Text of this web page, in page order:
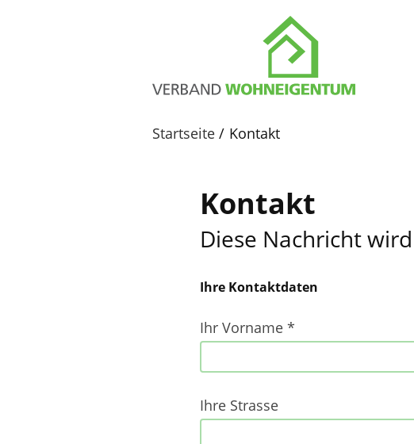
Startseite Kontakt
Kontakt
Diese Nachricht
Ihre Kontaktdaten
Ihr Vorname *
Ihre Strasse